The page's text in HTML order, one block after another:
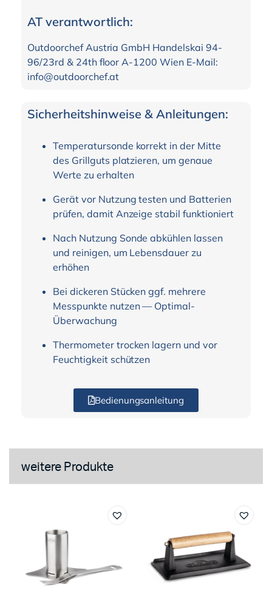
AT verantwortlich:
Outdoorchef Austria GmbH Handelskai 94-
96/23rd & 24th floor A-1200 Wien E-Mail:
info@outdoorchef.at
Sicherheitshinweise & Anleitungen:
Temperatursonde korrekt in der Mitte
des Grillguts platzieren, um genaue
Werte zu erhalten
Gerät vor Nutzung testen und Batterien
prüfen, damit Anzeige stabil funktioniert
Nach Nutzung Sonde abkühlen lassen
und reinigen, um Lebensdauer zu
erhöhen
Bei dickeren Stücken ggf. mehrere
Messpunkte nutzen — Optimal-
Überwachung
Thermometer trocken lagern und vor
Feuchtigkeit schützen
Bedienungsanleitung
weitere Produkte